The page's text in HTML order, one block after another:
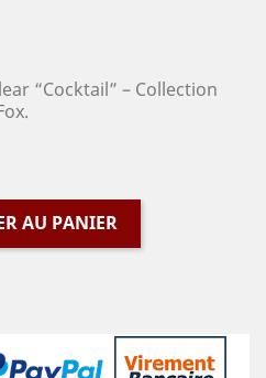
“Cocktail” – Collection
AU PANIER